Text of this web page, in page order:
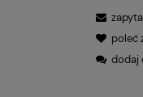
poleć
dodaj